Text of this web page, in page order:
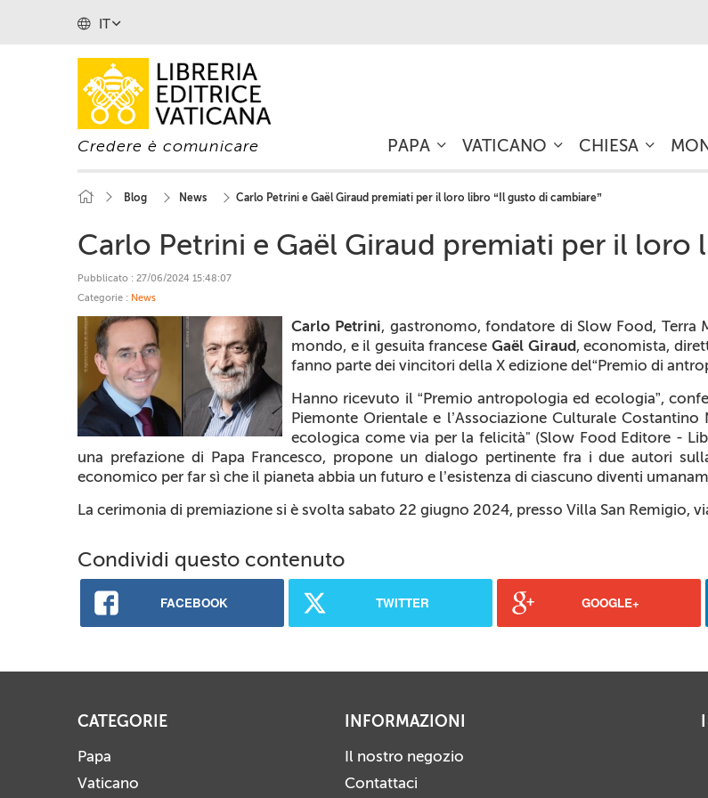
IT
Credere è comunicare PAPA VATICANO CHIESA
Blog News Carlo Petrini e Gaël Giraud premiati per il loro libro “Il gusto di cambiare”
Carlo Petrini e Gaël Giraud premiati per il loro
Pubblicato : 27/06/2024 15:48:07
Categorie : News
Carlo Petrini, gastronomo, fondatore di Slow Food, Terra
mondo, e il gesuita francese Gaël Giraud, economista,
fanno parte dei vincitori della X edizione del“Premio di
Hanno ricevuto il “Premio antropologia ed ecologia”,
Piemonte Orientale e l’Associazione Culturale
ecologica come via per la felicità" (Slow Food Editore -
una prefazione di Papa Francesco, propone un dialogo pertinente fra i due autori
economico per far sì che il pianeta abbia un futuro e l’esistenza di ciascuno diventi
La cerimonia di premiazione si è svolta sabato 22 giugno 2024, presso Villa San Remigio,
Condividi questo contenuto
FACEBOOK TWITTER GOOGLE+
CATEGORIE
Papa
Vaticano
INFORMAZIONI
Il nostro negozio
Contattaci